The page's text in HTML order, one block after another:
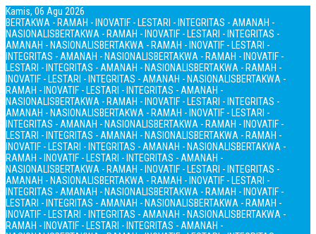
Kamis, 06 Agu 2026
BERTAKWA - RAMAH - INOVATIF - LESTARI - INTEGRITAS - AMANAH -
NASIONALISBERTAKWA - RAMAH - INOVATIF - LESTARI - INTEGRITAS -
AMANAH - NASIONALISBERTAKWA - RAMAH - INOVATIF - LESTARI -
INTEGRITAS - AMANAH - NASIONALISBERTAKWA - RAMAH - INOVATIF -
LESTARI - INTEGRITAS - AMANAH - NASIONALISBERTAKWA - RAMAH -
INOVATIF - LESTARI - INTEGRITAS - AMANAH - NASIONALISBERTAKWA -
RAMAH - INOVATIF - LESTARI - INTEGRITAS - AMANAH -
NASIONALISBERTAKWA - RAMAH - INOVATIF - LESTARI - INTEGRITAS -
AMANAH - NASIONALISBERTAKWA - RAMAH - INOVATIF - LESTARI -
INTEGRITAS - AMANAH - NASIONALISBERTAKWA - RAMAH - INOVATIF -
LESTARI - INTEGRITAS - AMANAH - NASIONALISBERTAKWA - RAMAH -
INOVATIF - LESTARI - INTEGRITAS - AMANAH - NASIONALISBERTAKWA -
RAMAH - INOVATIF - LESTARI - INTEGRITAS - AMANAH -
NASIONALISBERTAKWA - RAMAH - INOVATIF - LESTARI - INTEGRITAS -
AMANAH - NASIONALISBERTAKWA - RAMAH - INOVATIF - LESTARI -
INTEGRITAS - AMANAH - NASIONALISBERTAKWA - RAMAH - INOVATIF -
LESTARI - INTEGRITAS - AMANAH - NASIONALISBERTAKWA - RAMAH -
INOVATIF - LESTARI - INTEGRITAS - AMANAH - NASIONALISBERTAKWA -
RAMAH - INOVATIF - LESTARI - INTEGRITAS - AMANAH -